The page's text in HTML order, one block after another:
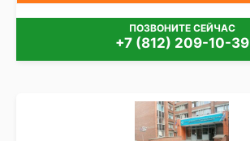
ПОЗВОНИТЕ СЕЙЧАС
+7 (812) 209-10-39